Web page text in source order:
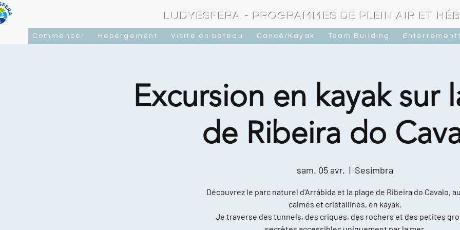
LUDYESFERA - PROGRAMMES DE PLEIN AIR ET
Commencer Hébergement Visite en bateau Canoë/Kayak Team Building
Excursion en kayak sur
de Ribeira do
sam. 05 avr.
  |
Sesimbra
Découvrez le parc naturel d'Arrábida et la plage de Ribeira do Cavalo,
calmes et cristallines, en kayak.
Je traverse des tunnels, des criques, des rochers et des petites